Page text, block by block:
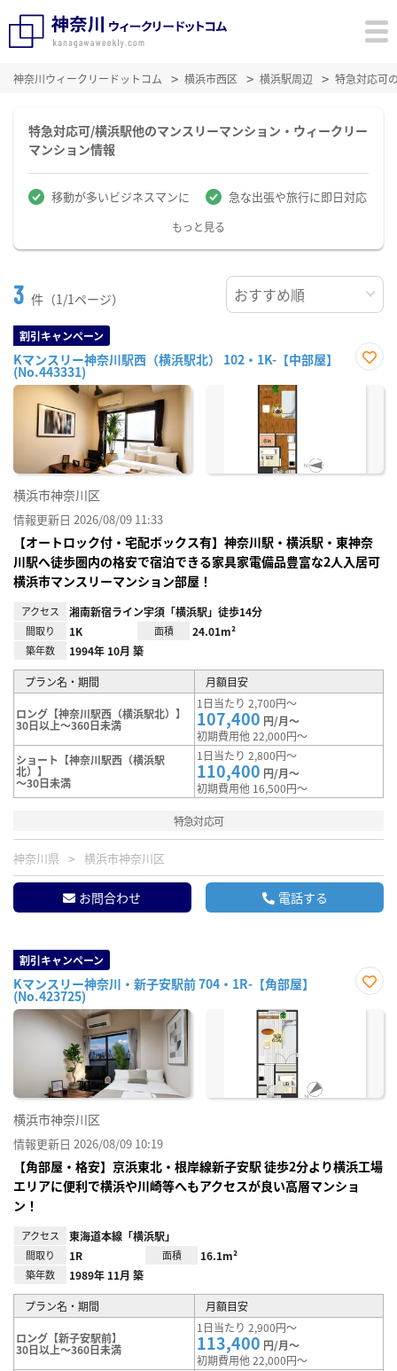
神奈川ウィークリードットコム 横浜市西区 横浜駅周辺 特急対応可
特急対応可/横浜駅他のマンスリーマンション・ウィークリー
マンション情報
移動が多いビジネスマンに 急な出張や旅行に即日対応
もっと見る
3 件（1/1ページ）
割引キャンペーン
Kマンスリー神奈川駅西（横浜駅北） 102・1K-【中部屋】
(No.443331)
に入
横浜市神奈川区
情報更新日 2026/08/09 11:33
【オートロック付・宅配ボックス有】神奈川駅・横浜駅・東神奈
川駅へ徒歩圏内の格安で宿泊できる家具家電備品豊富な2人入居可
横浜市マンスリーマンション部屋！
アクセス 湘南新宿ライン宇須「横浜駅」徒歩14分
間取り 1K 面積 24.01m²
築年数 1994年 10月 築
プラン名・期間 月額目安
ロング【神奈川駅西（横浜駅北）】
30日以上～360日未満
1日当たり 2,700円～
107,400 円/月～
初期費用他 22,000円～
ショート【神奈川駅西（横浜駅
北）】
～30日未満
1日当たり 2,800円～
110,400 円/月～
初期費用他 16,500円～
特急対応可
神奈川県 横浜市神奈川区
お問合わせ 電話する
割引キャンペーン
Kマンスリー神奈川・新子安駅前 704・1R-【角部屋】
(No.423725)
に入
横浜市神奈川区
情報更新日 2026/08/09 10:19
【角部屋・格安】京浜東北・根岸線新子安駅 徒歩2分より横浜工場
エリアに便利で横浜や川崎等へもアクセスが良い高層マンショ
ン！
アクセス 東海道本線「横浜駅」
間取り 1R 面積 16.1m²
築年数 1989年 11月 築
プラン名・期間 月額目安
ロング【新子安駅前】
30日以上～360日未満
1日当たり 2,900円～
113,400 円/月～
初期費用他 22,000円～